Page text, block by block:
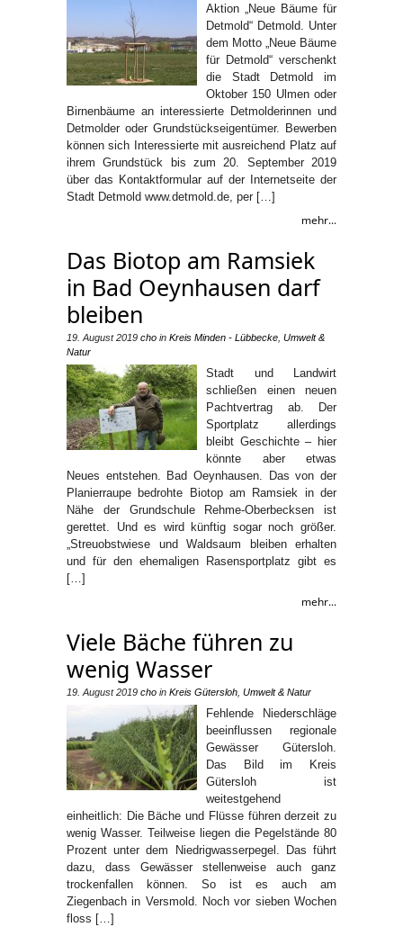
Aktion „Neue Bäume für
Detmold“ Detmold. Unter
dem Motto „Neue Bäume
für Detmold“ verschenkt
die Stadt Detmold im
Oktober 150 Ulmen oder
Birnenbäume an interessierte Detmolderinnen und
Detmolder oder Grundstückseigentümer. Bewerben
können sich Interessierte mit ausreichend Platz auf
ihrem Grundstück bis zum 20. September 2019
über das Kontaktformular auf der Internetseite der
Stadt Detmold www.detmold.de, per […]
mehr...
Das Biotop am Ramsiek
in Bad Oeynhausen darf
bleiben
19. August 2019 cho in Kreis Minden - Lübbecke Umwelt &
Natur
Stadt und Landwirt
schließen einen neuen
Pachtvertrag ab. Der
Sportplatz allerdings
bleibt Geschichte – hier
könnte aber etwas
Neues entstehen. Bad Oeynhausen. Das von der
Planierraupe bedrohte Biotop am Ramsiek in der
Nähe der Grundschule Rehme-Oberbecksen ist
gerettet. Und es wird künftig sogar noch größer.
„Streuobstwiese und Waldsaum bleiben erhalten
und für den ehemaligen Rasensportplatz gibt es
[…]
mehr...
Viele Bäche führen zu
wenig Wasser
19. August 2019 cho in Kreis Gütersloh Umwelt & Natur
Fehlende Niederschläge
beeinflussen regionale
Gewässer Gütersloh.
Das Bild im Kreis
Gütersloh ist
weitestgehend
einheitlich: Die Bäche und Flüsse führen derzeit zu
wenig Wasser. Teilweise liegen die Pegelstände 80
Prozent unter dem Niedrigwasserpegel. Das führt
dazu, dass Gewässer stellenweise auch ganz
trockenfallen können. So ist es auch am
Ziegenbach in Versmold. Noch vor sieben Wochen
floss […]